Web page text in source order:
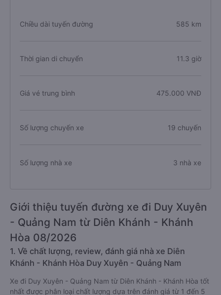
Chiều dài tuyến đường 585 km
Thời gian di chuyển 11.3 giờ
Giá vé trung bình 475.000 VNĐ
Số lượng chuyến xe 19 chuyến
Số lượng nhà xe 3 nhà xe
Giới thiệu tuyến đường xe đi Duy Xuyên
- Quảng Nam từ Diên Khánh - Khánh
Hòa 08/2026
1. Về chất lượng, review, đánh giá nhà xe Diên
Khánh - Khánh Hòa Duy Xuyên - Quảng Nam
Xe đi Duy Xuyên - Quảng Nam từ Diên Khánh - Khánh Hòa tốt
nhất được phân loại chất lượng dựa trên đánh giá từ 1 đến 5